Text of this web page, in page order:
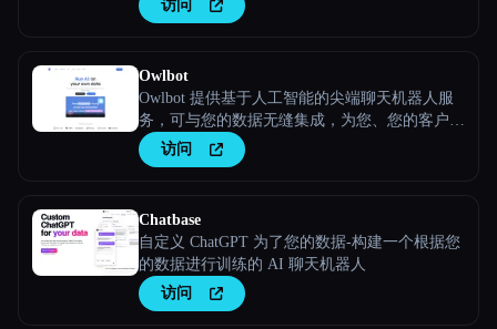
访问
Owlbot
Owlbot 提供基于人工智能的尖端聊天机器人服
务，可与您的数据无缝集成，为您、您的客户或
团队提供即时响应。
访问
Chatbase
自定义 ChatGPT 为了您的数据-构建一个根据您
的数据进行训练的 AI 聊天机器人
访问